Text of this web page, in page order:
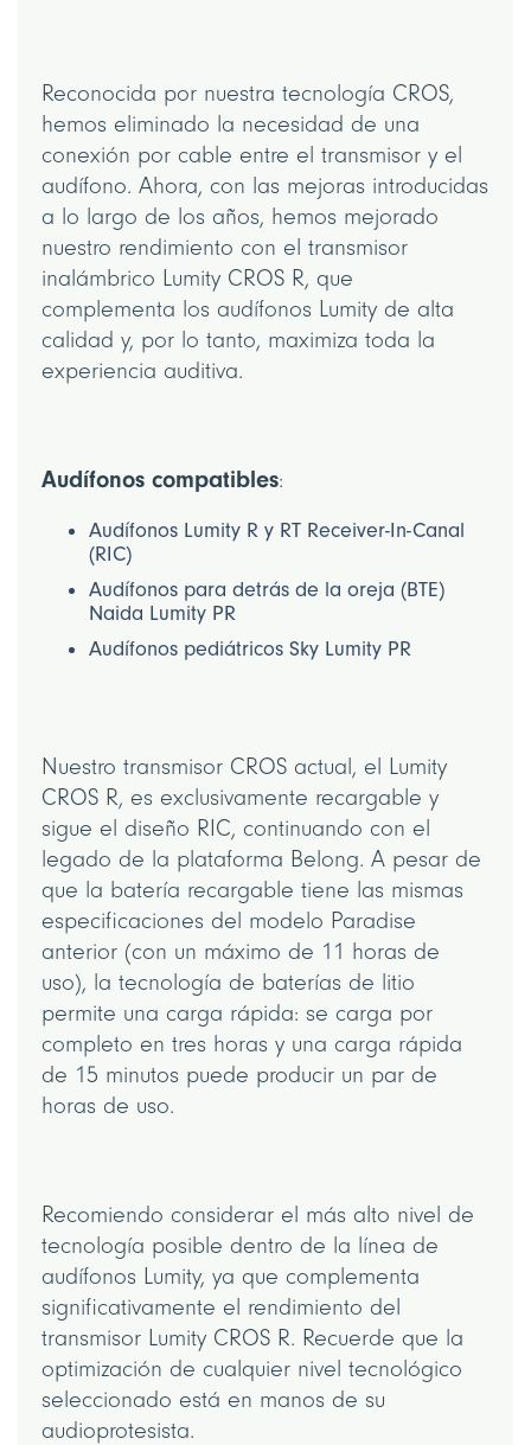
Reconocida por nuestra tecnología CROS,
hemos eliminado la necesidad de una
conexión por cable entre el transmisor y el
audífono. Ahora, con las mejoras introducidas
a lo largo de los años, hemos mejorado
nuestro rendimiento con el transmisor
inalámbrico Lumity CROS R, que
complementa los audífonos Lumity de alta
calidad y, por lo tanto, maximiza toda la
experiencia auditiva.
Audífonos compatibles:
Audífonos Lumity R y RT Receiver-In-Canal
(RIC)
Audífonos para detrás de la oreja (BTE)
Naida Lumity PR
Audífonos pediátricos Sky Lumity PR
Nuestro transmisor CROS actual, el Lumity
CROS R, es exclusivamente recargable y
sigue el diseño RIC, continuando con el
legado de la plataforma Belong. A pesar de
que la batería recargable tiene las mismas
especificaciones del modelo Paradise
anterior (con un máximo de 11 horas de
uso), la tecnología de baterías de litio
permite una carga rápida: se carga por
completo en tres horas y una carga rápida
de 15 minutos puede producir un par de
horas de uso.
Recomiendo considerar el más alto nivel de
tecnología posible dentro de la línea de
audífonos Lumity, ya que complementa
significativamente el rendimiento del
transmisor Lumity CROS R. Recuerde que la
optimización de cualquier nivel tecnológico
seleccionado está en manos de su
audioprotesista.